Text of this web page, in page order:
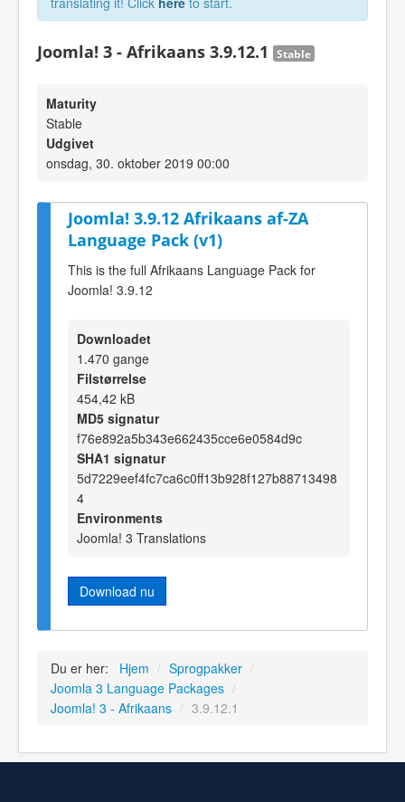
Joomla! 3 - Afrikaans 3.9.12.1 Stable
Maturity
Stable
Udgivet
onsdag, 30. oktober 2019 00:00
Joomla! 3.9.12 Afrikaans af-ZA
Language Pack (v1)
This is the full Afrikaans Language Pack for
Joomla! 3.9.12
Downloadet
1.470 gange
Filstørrelse
454,42 kB
MD5 signatur
f76e892a5b343e662435cce6e0584d9c
SHA1 signatur
5d7229eef4fc7ca6c0ff13b928f127b88713498
4
Environments
Joomla! 3 Translations
Download nu
Du er her: Hjem / Sprogpakker /
Joomla 3 Language Packages /
Joomla! 3 - Afrikaans / 3.9.12.1